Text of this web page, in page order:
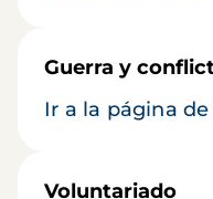
Guerra y
Ir a la página
Voluntariado